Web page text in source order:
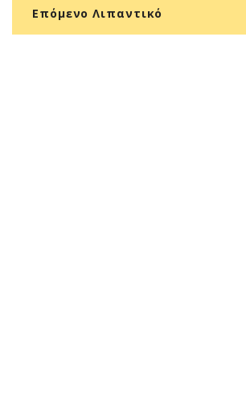
Επόμενο Λιπαντικό